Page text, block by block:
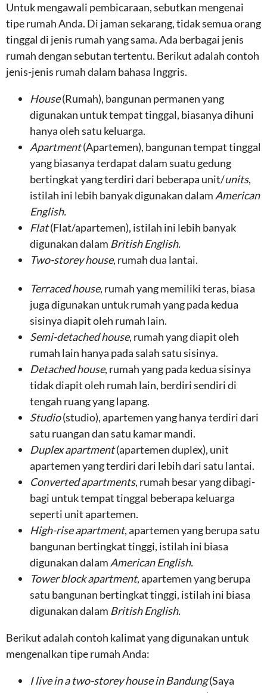
Untuk mengawali pembicaraan, sebutkan mengenai
tipe rumah Anda. Di jaman sekarang, tidak semua orang
tinggal di jenis rumah yang sama. Ada berbagai jenis
rumah dengan sebutan tertentu. Berikut adalah contoh
jenis-jenis rumah dalam bahasa Inggris.
House(Rumah), bangunan permanen yang
digunakan untuk tempat tinggal, biasanya dihuni
hanya oleh satu keluarga.
Apartment(Apartemen), bangunan tempat tinggal
yang biasanya terdapat dalam suatu gedung
bertingkat yang terdiri dari beberapa unit/units,
istilah ini lebih banyak digunakan dalam American
English.
Flat(Flat/apartemen), istilah ini lebih banyak
digunakan dalam British English.
Two-storey house, rumah dua lantai.
Terraced house, rumah yang memiliki teras, biasa
juga digunakan untuk rumah yang pada kedua
sisinya diapit oleh rumah lain.
Semi-detached house, rumah yang diapit oleh
rumah lain hanya pada salah satu sisinya.
Detached house, rumah yang pada kedua sisinya
tidak diapit oleh rumah lain, berdiri sendiri di
tengah ruang yang lapang.
Studio(studio), apartemen yang hanya terdiri dari
satu ruangan dan satu kamar mandi.
Duplex apartment(apartemen duplex), unit
apartemen yang terdiri dari lebih dari satu lantai.
Converted apartments, rumah besar yang dibagi-
bagi untuk tempat tinggal beberapa keluarga
seperti unit apartemen.
High-rise apartment, apartemen yang berupa satu
bangunan bertingkat tinggi, istilah ini biasa
digunakan dalam American English.
Tower block apartment, apartemen yang berupa
satu bangunan bertingkat tinggi, istilah ini biasa
digunakan dalam British English.
Berikut adalah contoh kalimat yang digunakan untuk
mengenalkan tipe rumah Anda:
I live in a two-storey house in Bandung(Saya